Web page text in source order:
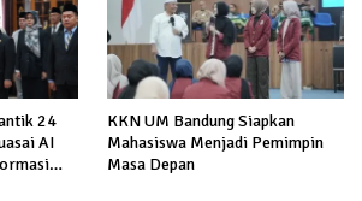
24
AI
KKN UM Bandung Siapkan
Mahasiswa Menjadi Pemimpin
Masa Depan